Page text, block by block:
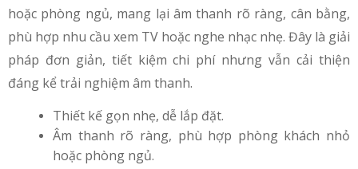
hoặc phòng ngủ, mang lại âm thanh rõ ràng, cân bằng,
phù hợp nhu cầu xem TV hoặc nghe nhạc nhẹ. Đây là giải
pháp đơn giản, tiết kiệm chi phí nhưng vẫn cải thiện
đáng kể trải nghiệm âm thanh.
Thiết kế gọn nhẹ, dễ lắp đặt.
Âm thanh rõ ràng, phù hợp phòng khách nhỏ
hoặc phòng ngủ.